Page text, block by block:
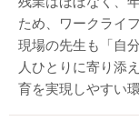
ため、ワークライ
現場の先生も「自
人ひとりに寄り添
育を実現しやすい環